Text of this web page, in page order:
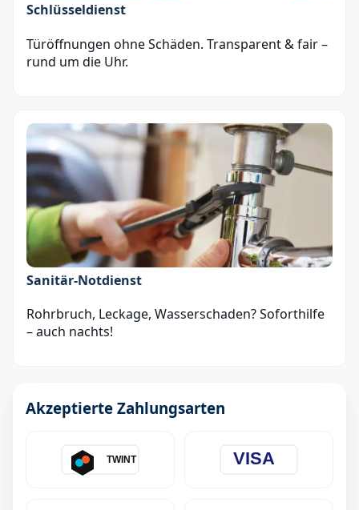
Schlüsseldienst
Türöffnungen ohne Schäden. Transparent & fair –
rund um die Uhr.
Sanitär‑Notdienst
Rohrbruch, Leckage, Wasserschaden? Soforthilfe
– auch nachts!
Akzeptierte Zahlungsarten
TWINT VISA